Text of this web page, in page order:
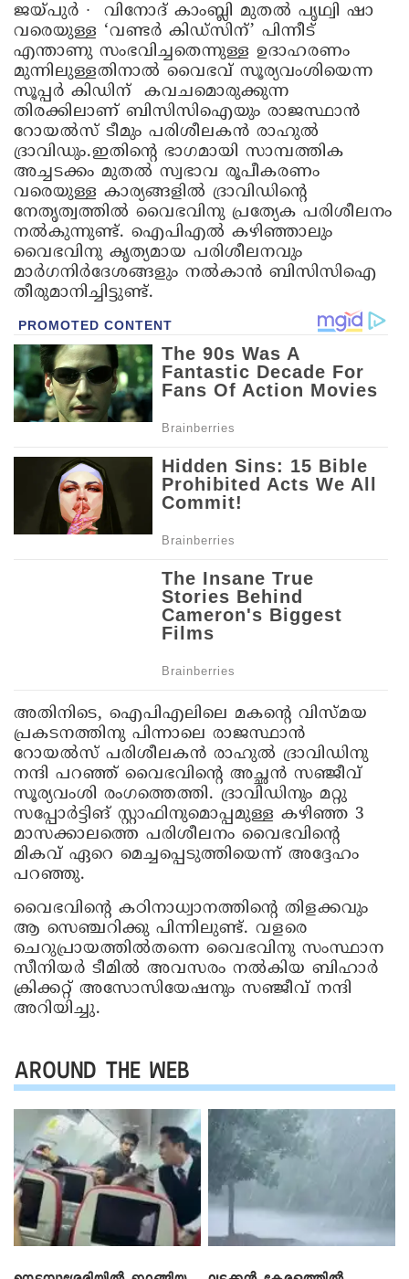
ജയ്പുർ ∙ വിനോദ് കാംബ്ലി മുതൽ പൃഥ്വി ഷാ
വരെയുള്ള ‘വണ്ടർ കിഡ്സിന്’ പിന്നീട്
എന്താണു സംഭവിച്ചതെന്നുള്ള ഉദാഹരണം
മുന്നിലുള്ളതിനാൽ വൈഭവ് സൂര്യവംശിയെന്ന
സൂപ്പർ കിഡിന് കവചമൊരുക്കുന്ന
തിരക്കിലാണ് ബിസിസിഐയും രാജസ്ഥാൻ
റോയൽസ് ടീമും പരിശീലകൻ രാഹുൽ
ദ്രാവിഡും.ഇതിന്റെ ഭാഗമായി സാമ്പത്തിക
അച്ചടക്കം മുതൽ സ്വഭാവ രൂപീകരണം
വരെയുള്ള കാര്യങ്ങളി‍ൽ ദ്രാവിഡിന്റെ
നേതൃത്വത്തിൽ വൈഭവിനു പ്രത്യേക പരിശീലനം
നൽകുന്നുണ്ട്. ഐപിഎൽ കഴിഞ്ഞാലും
വൈഭവിനു കൃത്യമായ പരിശീലനവും
മാർഗനിർദേശങ്ങളും നൽകാൻ ബിസിസിഐ
തീരുമാനിച്ചിട്ടുണ്ട്.
അതിനിടെ, ഐപിഎലിലെ മകന്റെ വിസ്മയ
പ്രകടനത്തിനു പിന്നാലെ രാജസ്ഥാൻ
റോയൽസ് പരിശീലകൻ രാഹുൽ ദ്രാവിഡിനു
നന്ദി പറഞ്ഞ് വൈഭവിന്റെ അച്ഛൻ സഞ്ജീവ്
സൂര്യവംശി രംഗത്തെത്തി. ദ്രാവിഡിനും മറ്റു
സപ്പോർട്ടിങ് സ്റ്റാഫിനുമൊപ്പമുള്ള കഴിഞ്ഞ 3
മാസക്കാലത്തെ പരിശീലനം വൈഭവിന്റെ
മികവ് ഏറെ മെച്ചപ്പെടുത്തിയെന്ന് അദ്ദേഹം
പറഞ്ഞു.
വൈഭവിന്റെ കഠിനാധ്വാനത്തിന്റെ തിളക്കവും
ആ സെഞ്ചറിക്കു പിന്നിലുണ്ട്. വളരെ
ചെറുപ്രായത്തിൽതന്നെ വൈഭവിനു സംസ്ഥാന
സീനിയർ ടീമിൽ അവസരം നൽകിയ ബിഹാർ
ക്രിക്കറ്റ് അസോസിയേഷനും സഞ്ജീവ് നന്ദി
അറിയിച്ചു.
AROUND THE WEB